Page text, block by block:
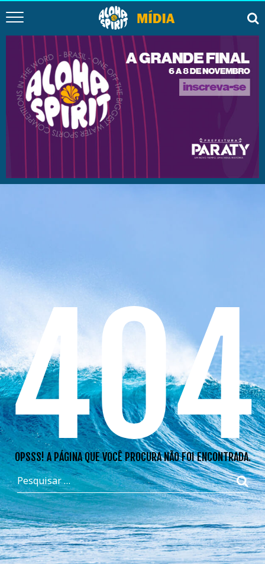
404
OPSSS! A PÁGINA QUE VOCÊ PROCURA NÃO FOI ENCONTRADA.